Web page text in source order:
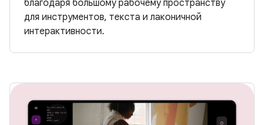
благодаря большому рабочему пространству
для инструментов, текста и лаконичной
интерактивности.